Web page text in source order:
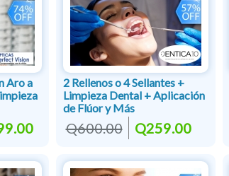
Aro a
2 Rellenos o 4 Sellantes +
Limpieza Dental + Aplicación
de Flúor y Más
Q600.00 Q259.00